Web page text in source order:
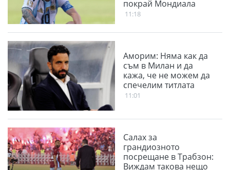
покрай Мондиала
11:18
Аморим: Няма как да
съм в Милан и да
кажа, че не можем да
спечелим титлата
11:01
Салах за
грандиозното
посрещане в Трабзон:
Виждам такова нещо